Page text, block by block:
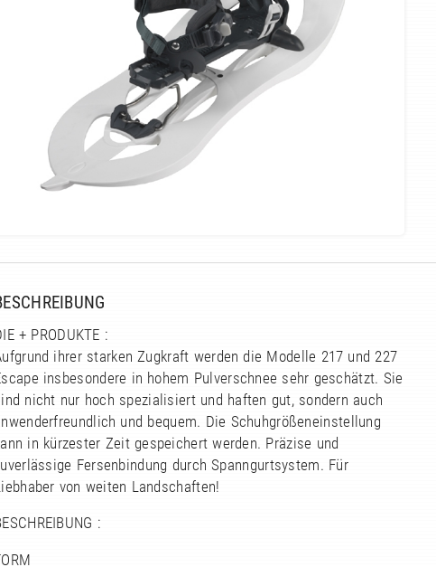
+ PRODUKTE :
ihrer starken Zugkraft werden die Modelle 217 und 227
insbesondere in hohem Pulverschnee sehr geschätzt. Sie
nicht nur hoch spezialisiert und haften gut, sondern auch
und bequem. Die Schuhgrößeneinstellung
in kürzester Zeit gespeichert werden. Präzise und
Fersenbindung durch Spanngurtsystem. Für
von weiten Landschaften!
: